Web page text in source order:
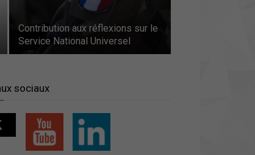
Contribution aux réflexions sur le
Service National Universel
sociaux